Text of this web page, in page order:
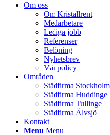
Om oss
Om Kristallrent
Medarbetare
Lediga jobb
Referenser
Belöning
Nyhetsbrev
Vår policy
Områden
Städfirma Stockholm
Städfirma Huddinge
Städfirma Tullinge
Städfirma Älvsjö
Kontakt
Menu Menu